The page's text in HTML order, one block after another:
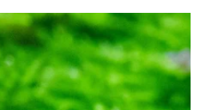
de lecture
elles jouer ?
leur comportement